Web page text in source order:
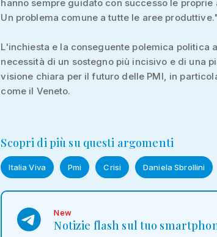
hanno sempre guidato con successo le
Un problema comune a tutte le aree produttive."
L'inchiesta e la conseguente polemica politica
necessità di un sostegno più incisivo e di una
visione chiara per il futuro delle PMI, in
come il Veneto.
Scopri di più su questi argomenti
Italia Viva Pmi Crisi Daniela Sbrollini
New
Notizie flash sul tuo